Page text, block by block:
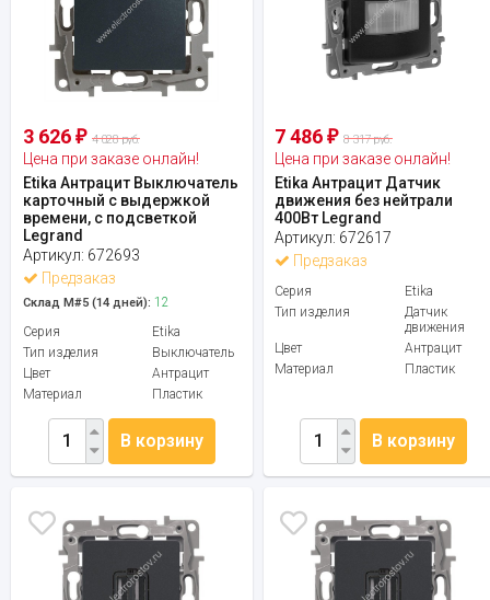
3 626 ₽ 4 028 руб.
Цена при заказе онлайн!
Etika Антрацит Выключатель
карточный с выдержкой
времени, с подсветкой
Legrand
Артикул: 672693
Предзаказ
Склад М#5 (14 дней): 12
Серия
Etika
Тип изделия
Выключатель
Цвет
Антрацит
Материал
Пластик
В корзину
7 486₽ 8 317 руб.
Цена при заказе онлайн!
Etika Антрацит Датчик
движения без нейтрали
400Вт Legrand
Артикул: 672617
Предзаказ
Серия
Etika
Тип изделия
Датчик
движения
Цвет
Антрацит
Материал
Пластик
В корзину